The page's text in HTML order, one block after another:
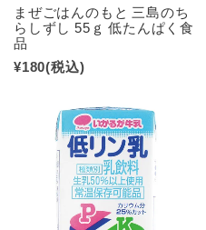
まぜごはんのもと 三島のち
らしずし 55ｇ 低たんぱく食
品
¥180(税込)